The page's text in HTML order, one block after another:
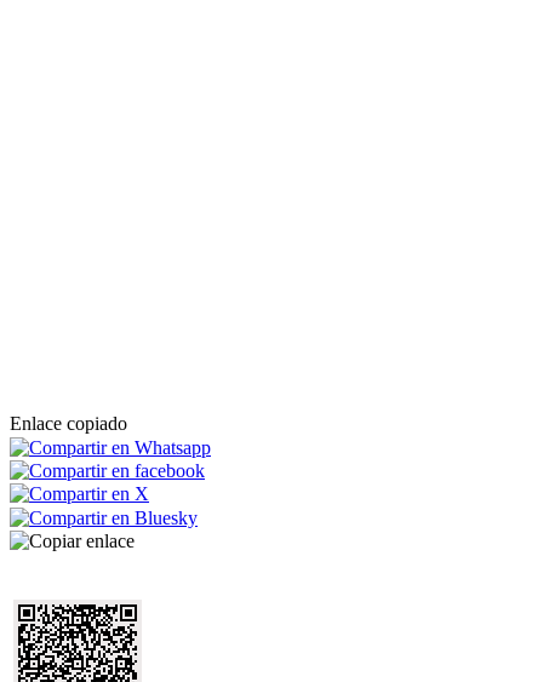
Enlace copiado